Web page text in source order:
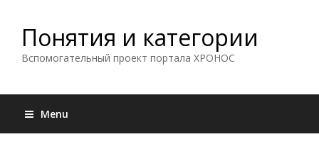
Понятия и категории
Вспомогательный проект портала ХРОНОС
Menu